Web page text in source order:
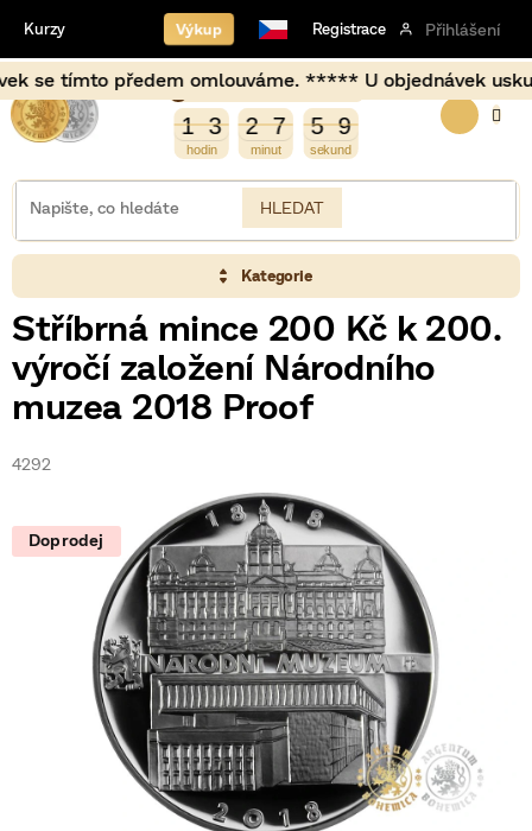
obsah
omlouváme. ***** U objednávek
Výkup Registrace Přihlášení
Kurzy
1
1 3
3 2
2 7
8
7 5
0
5 8
9
8
0
9
HLEDAT
Kategorie
Stříbrná mince 200 Kč k 200.
výročí založení Národního
muzea 2018 Proof
4292
Doprodej